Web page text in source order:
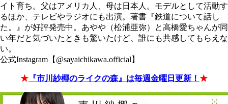
イト育ち。父はアメリカ人、母は日本人。モデルとして活動す
るほか、テレビやラジオにも出演。著書『鉄道について話し
た。』が好評発売中。あやや（松浦亜弥）と高橋愛ちゃんが同
い年だと気づいたときも驚いたけど、誰にも共感してもらえな
い。
公式Instagram【@sayaichikawa.official】
★ 『市川紗椰のライクの森』は毎週金曜日更新！ ★